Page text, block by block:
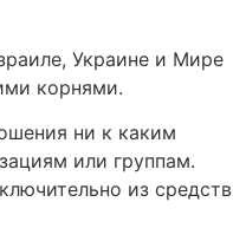
Украине и Мире
корнями.
ни к каким
или группам.
из средств